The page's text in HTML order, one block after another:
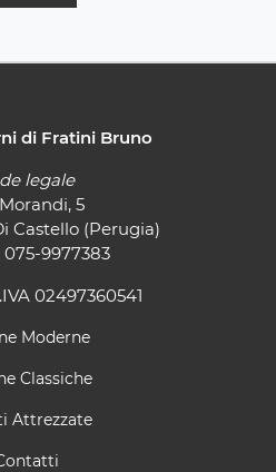
di Fratini Bruno
legale
5
Castello (Perugia)
075-9977383
02497360541
Moderne
Classiche
Attrezzate